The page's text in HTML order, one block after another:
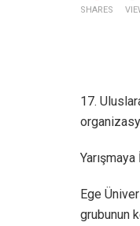
SHARES
17.
Ege
grubunun